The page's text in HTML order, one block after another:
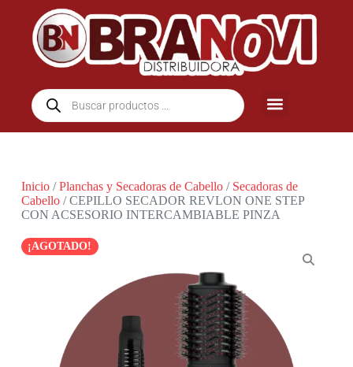
Inicio/Planchas y Secadoras de Cabello/ Secadoras de
Cabello/ CEPILLO SECADOR REVLON ONE STEP
CON ACSESORIO INTERCAMBIABLE PINZA
¡AGOTADO!